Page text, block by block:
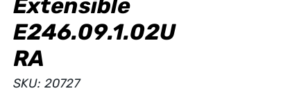
Extensible
E246.09.1.02U
RA
SKU: 20727